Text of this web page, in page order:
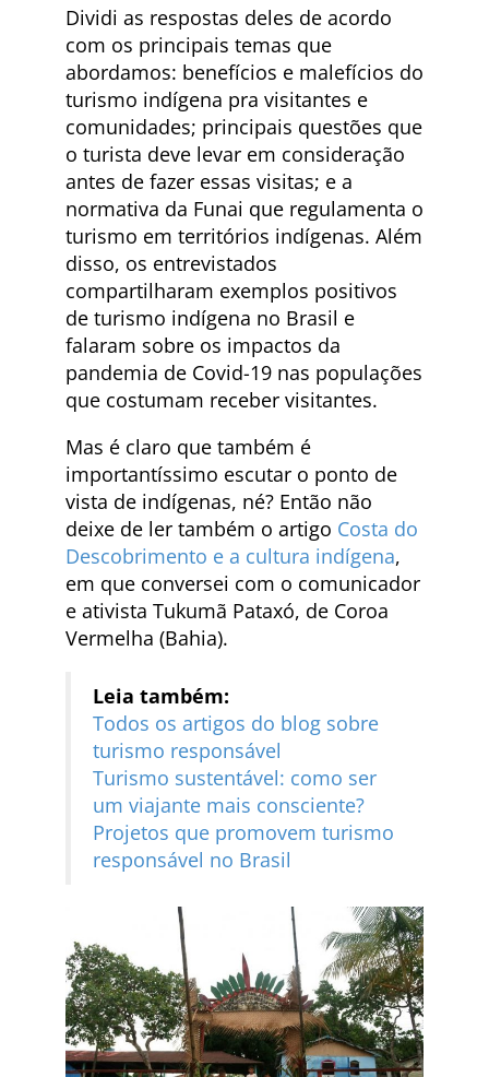
Dividi as respostas deles de acordo
com os principais temas que
abordamos: benefícios e malefícios do
turismo indígena pra visitantes e
comunidades; principais questões que
o turista deve levar em consideração
antes de fazer essas visitas; e a
normativa da Funai que regulamenta o
turismo em territórios indígenas. Além
disso, os entrevistados
compartilharam exemplos positivos
de turismo indígena no Brasil e
falaram sobre os impactos da
pandemia de Covid-19 nas populações
que costumam receber visitantes.
Mas é claro que também é
importantíssimo escutar o ponto de
vista de indígenas, né? Então não
deixe de ler também o artigo Costa do
Descobrimento e a cultura indígena,
em que conversei com o comunicador
e ativista Tukumã Pataxó, de Coroa
Vermelha (Bahia).
Leia também:
Todos os artigos do blog sobre
turismo responsável
Turismo sustentável: como ser
um viajante mais consciente?
Projetos que promovem turismo
responsável no Brasil